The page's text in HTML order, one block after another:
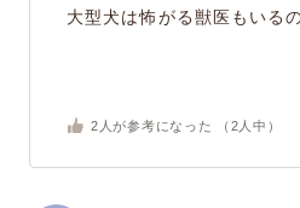
大型犬は怖がる獣医もいる
2 人が参考になった （ 2 人中）